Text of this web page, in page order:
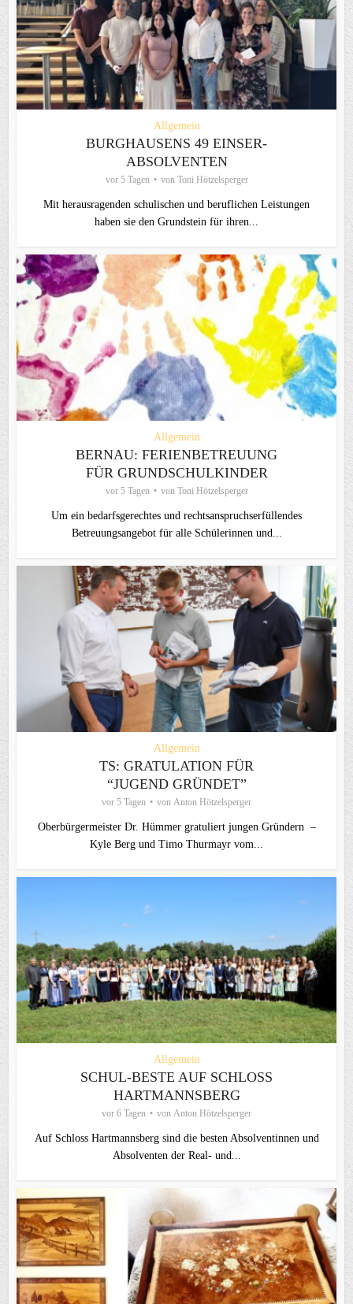
Allgemein
BURGHAUSENS 49 EINSER-
ABSOLVENTEN
vor 5 Tagen von Toni Hötzelsperger
Mit herausragenden schulischen und beruflichen Leistungen
haben sie den Grundstein für ihren...
Allgemein
BERNAU: FERIENBETREUUNG
FÜR GRUNDSCHULKINDER
vor 5 Tagen von Toni Hötzelsperger
Um ein bedarfsgerechtes und rechtsanspruchserfüllendes
Betreuungsangebot für alle Schülerinnen und...
Allgemein
TS: GRATULATION FÜR
“JUGEND GRÜNDET”
vor 5 Tagen von Anton Hötzelsperger
Oberbürgermeister Dr. Hümmer gratuliert jungen Gründern –
Kyle Berg und Timo Thurmayr vom...
Allgemein
SCHUL-BESTE AUF SCHLOSS
HARTMANNSBERG
vor 6 Tagen von Anton Hötzelsperger
Auf Schloss Hartmannsberg sind die besten Absolventinnen und
Absolventen der Real- und...